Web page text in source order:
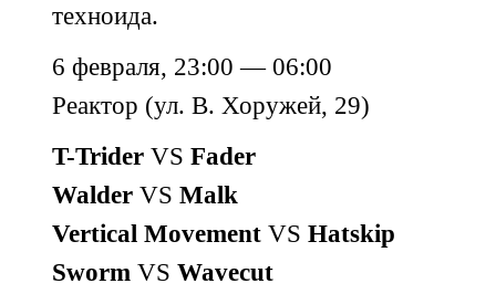
техноида.
6 февраля, 23:00 — 06:00
Реактор (ул. В. Хоружей, 29)
T-Trider VS Fader
Walder VS Malk
Vertical Movement VS Hatskip
Sworm VS Wavecut